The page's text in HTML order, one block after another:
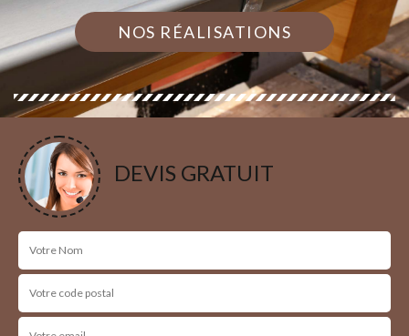
NOS RÉALISATIONS
DEVIS GRATUIT